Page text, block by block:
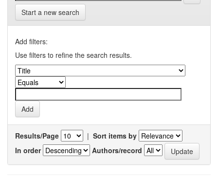
Start a new search
Add filters:
Use filters to refine the search results.
Results/Page | Sort items by
In order
Authors/record